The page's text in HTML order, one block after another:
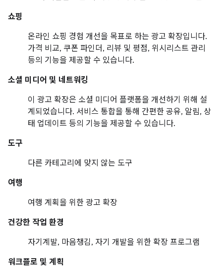
쇼핑
온라인 쇼핑 경험 개선을 목표로 하는 광고 확장입니다.
가격 비교, 쿠폰 파인더, 리뷰 및 평점, 위시리스트 관리
등의 기능을 제공할 수 있습니다.
소셜 미디어 및 네트워킹
이 광고 확장은 소셜 미디어 플랫폼을 개선하기 위해 설
계되었습니다. 서비스 통합을 통해 간편한 공유, 알림, 상
태 업데이트 등의 기능을 제공할 수 있습니다.
도구
다른 카테고리에 맞지 않는 도구
여행
여행 계획을 위한 광고 확장
건강한 작업 환경
자기계발, 마음챙김, 자기 개발을 위한 확장 프로그램
워크플로 및 계획